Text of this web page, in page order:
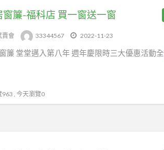
窗簾-福科店 買一窗送一窗
賣會 33344567 2022-11-23
簾 堂堂邁入第八年 週年慶限時三大優惠活動全
963 , 今天瀏覽0